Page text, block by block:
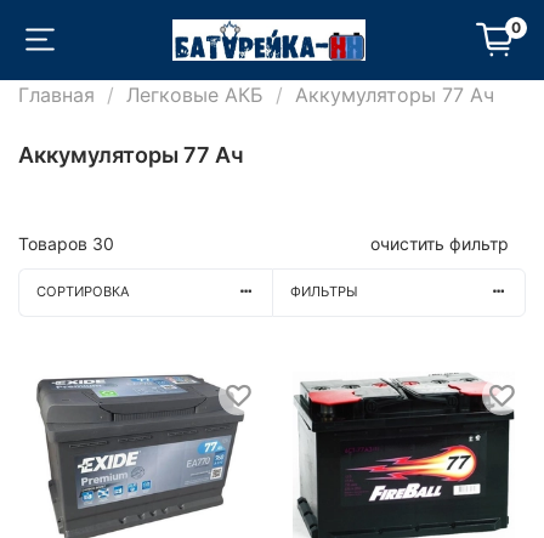
0
Главная Легковые АКБ Аккумуляторы 77 Ач
Аккумуляторы 77 Ач
Товаров 30 очистить фильтр
СОРТИРОВКА ФИЛЬТРЫ